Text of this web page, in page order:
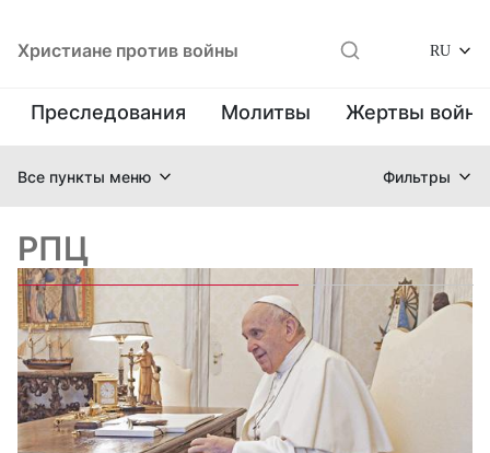
Христиане против войны RU
Преследования Молитвы Жертвы
Все пункты меню Фильтры
РПЦ